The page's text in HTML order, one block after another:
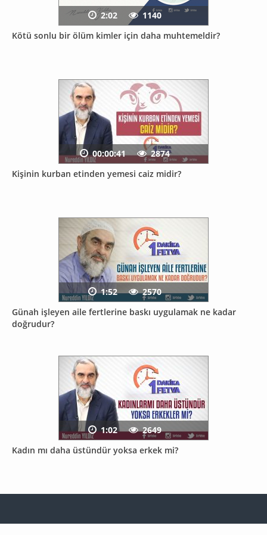
Kötü sonlu bir ölüm kimler için daha muhtemeldir?
2:02 1140
Kişinin kurban etinden yemesi caiz midir?
00:00:41 2874
Günah işleyen aile fertlerine baskı uygulamak ne kadar
doğrudur?
1:52 2570
Kadın mı daha üstündür yoksa erkek mi?
1:02 2649